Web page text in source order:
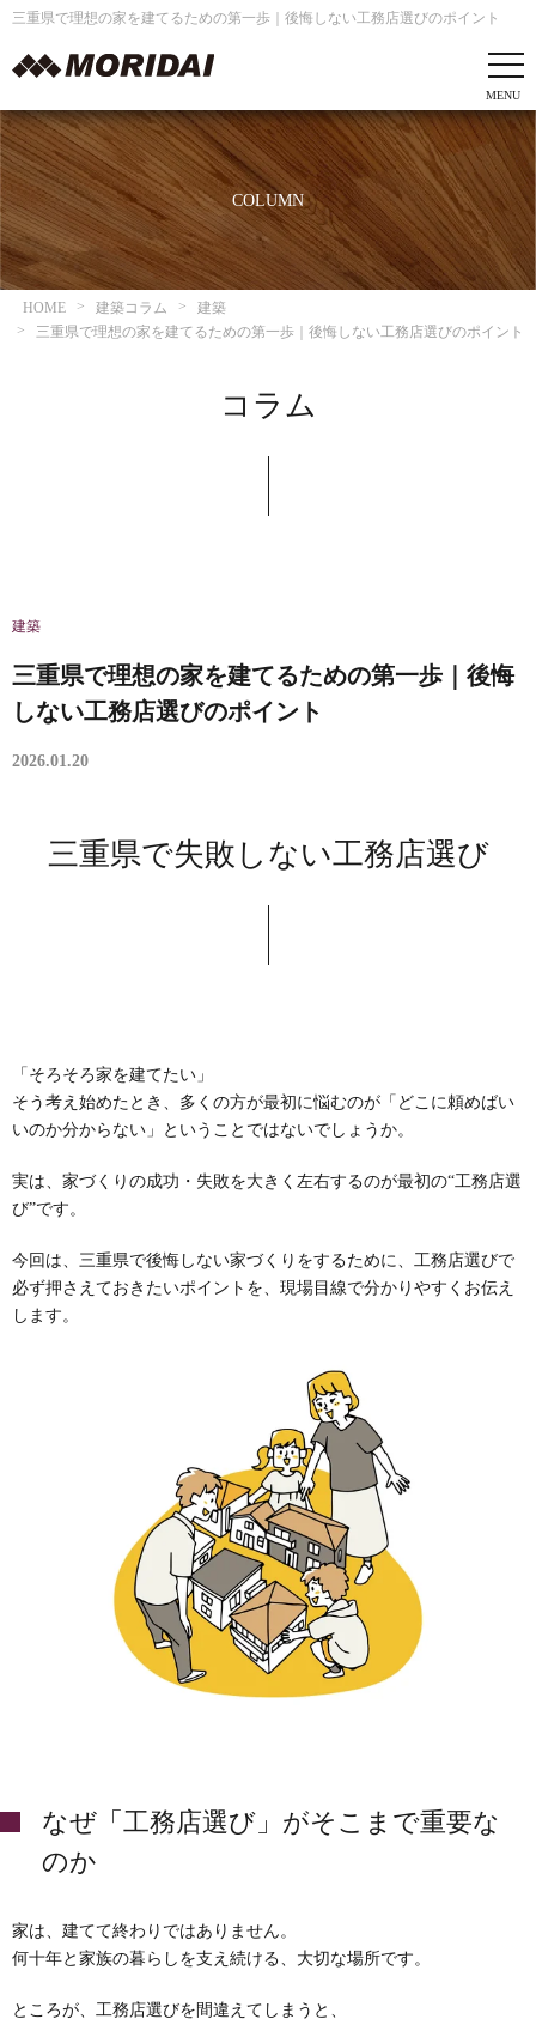
三重県で理想の家を建てるための第一歩｜後悔しない工務店選びのポイント
COLUMN
HOME 建築コラム
建築
三重県で理想の家を建てるための第一歩｜後悔しない工務店選びのポイント
コラム
建築
三重県で理想の家を建てるための第一歩｜後悔
しない工務店選びのポイント
2026.01.20
三重県で失敗しない工務店選び
「そろそろ家を建てたい」
そう考え始めたとき、多くの方が最初に悩むのが「どこに頼めばい
いのか分からない」ということではないでしょうか。
実は、家づくりの成功・失敗を大きく左右するのが最初の“工務店選
び”です。
今回は、三重県で後悔しない家づくりをするために、工務店選びで
必ず押さえておきたいポイントを、現場目線で分かりやすくお伝え
します。
なぜ「工務店選び」がそこまで重要な
のか
家は、建てて終わりではありません。
何十年と家族の暮らしを支え続ける、大切な場所です。
ところが、工務店選びを間違えてしまうと、